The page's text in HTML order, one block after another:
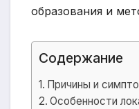
Содержание
Причины и
Особенности